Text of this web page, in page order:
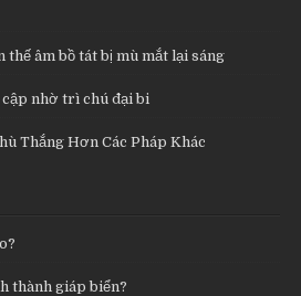
thế âm bồ tát bị mù mắt lại sáng
nhờ trì chú đại bi
Thắng Hơn Các Pháp Khác
thành giáp biển?